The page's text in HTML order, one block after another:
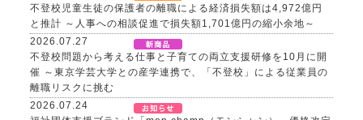
不登校児童生徒の保護者の離職による経済損失額は4,972億円
と推計 ～人事への相談促進で損失額1,701億円の縮小余地～
2026.07.27
不登校問題から考える仕事と子育ての両立支援研修を10月に開
催 ～東京学芸大学との産学連携で、「不登校」による従業員の
離職リスクに挑む
2026.07.24